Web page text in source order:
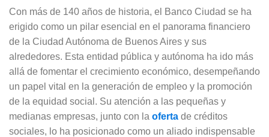
Con más de 140 años de historia, el Banco Ciudad se ha
erigido como un pilar esencial en el panorama financiero
de la Ciudad Autónoma de Buenos Aires y sus
alrededores. Esta entidad pública y autónoma ha ido más
allá de fomentar el crecimiento económico, desempeñando
un papel vital en la generación de empleo y la promoción
de la equidad social. Su atención a las pequeñas y
medianas empresas, junto con la oferta de créditos
sociales, lo ha posicionado como un aliado indispensable